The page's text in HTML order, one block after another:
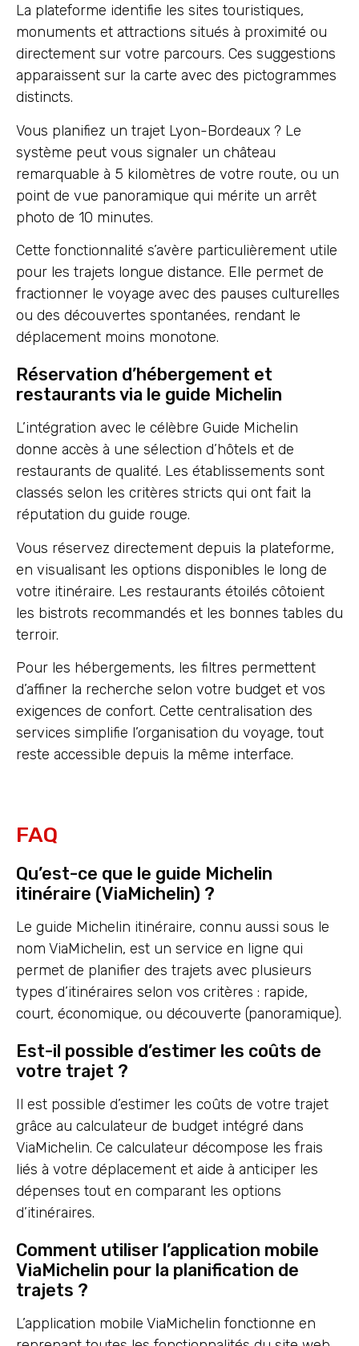
La plateforme identifie les sites touristiques,
monuments et attractions situés à proximité ou
directement sur votre parcours. Ces suggestions
apparaissent sur la carte avec des pictogrammes
distincts.
Vous planifiez un trajet Lyon-Bordeaux ? Le
système peut vous signaler un château
remarquable à 5 kilomètres de votre route, ou un
point de vue panoramique qui mérite un arrêt
photo de 10 minutes.
Cette fonctionnalité s’avère particulièrement utile
pour les trajets longue distance. Elle permet de
fractionner le voyage avec des pauses culturelles
ou des découvertes spontanées, rendant le
déplacement moins monotone.
Réservation d’hébergement et
restaurants via le guide Michelin
L’intégration avec le célèbre Guide Michelin
donne accès à une sélection d’hôtels et de
restaurants de qualité. Les établissements sont
classés selon les critères stricts qui ont fait la
réputation du guide rouge.
Vous réservez directement depuis la plateforme,
en visualisant les options disponibles le long de
votre itinéraire. Les restaurants étoilés côtoient
les bistrots recommandés et les bonnes tables du
terroir.
Pour les hébergements, les filtres permettent
d’affiner la recherche selon votre budget et vos
exigences de confort. Cette centralisation des
services simplifie l’organisation du voyage, tout
reste accessible depuis la même interface.
FAQ
Qu’est-ce que le guide Michelin
itinéraire (ViaMichelin) ?
Le guide Michelin itinéraire, connu aussi sous le
nom ViaMichelin, est un service en ligne qui
permet de planifier des trajets avec plusieurs
types d’itinéraires selon vos critères : rapide,
court, économique, ou découverte (panoramique).
Est-il possible d’estimer les coûts de
votre trajet ?
Il est possible d’estimer les coûts de votre trajet
grâce au calculateur de budget intégré dans
ViaMichelin. Ce calculateur décompose les frais
liés à votre déplacement et aide à anticiper les
dépenses tout en comparant les options
d’itinéraires.
Comment utiliser l’application mobile
ViaMichelin pour la planification de
trajets ?
L’application mobile ViaMichelin fonctionne en